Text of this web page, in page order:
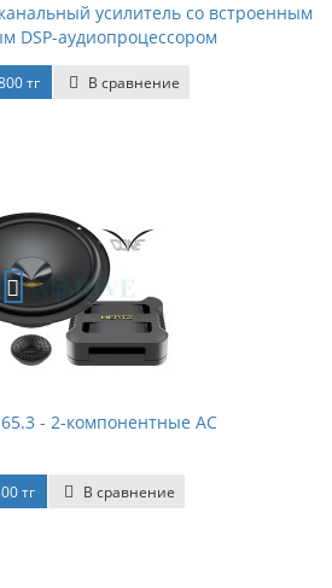
усилитель со встроенным
DSP-аудиопроцессором
тг В сравнение
- 2-компонентные АС
тг В сравнение